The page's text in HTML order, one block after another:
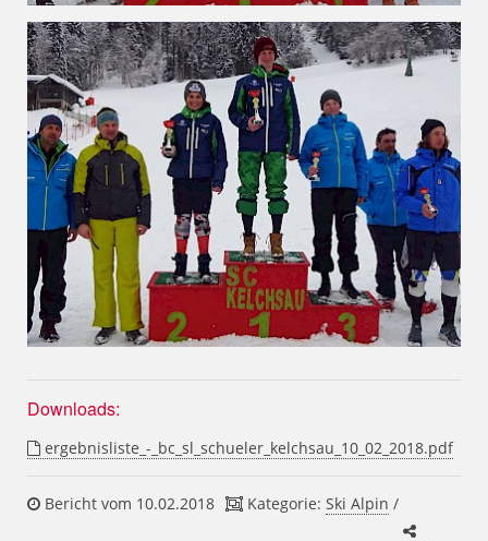
Downloads:
ergebnisliste_-_bc_sl_schueler_kelchsau_10_02_2018.pdf
Bericht vom 10.02.2018 Kategorie: Ski Alpin /